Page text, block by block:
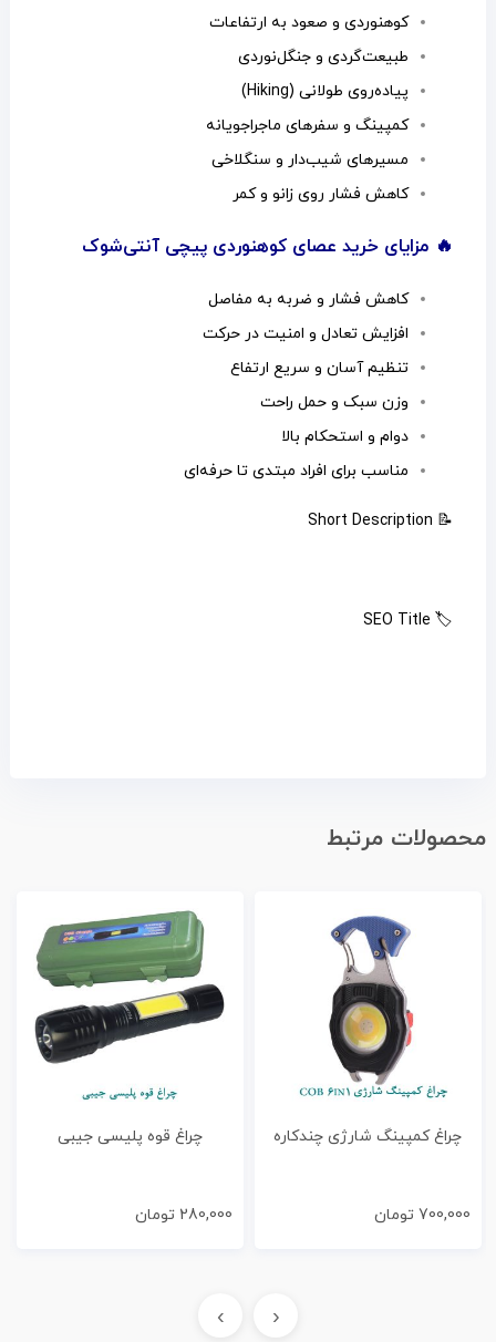
کوهنوردی و صعود به ارتفاعات
طبیعت‌گردی و جنگل‌نوردی
پیاده‌روی طولانی (Hiking)
کمپینگ و سفرهای ماجراجویانه
مسیرهای شیب‌دار و سنگلاخی
کاهش فشار روی زانو و کمر
🔥 مزایای خرید عصای کوهنوردی پیچی آنتی‌شوک
کاهش فشار و ضربه به مفاصل
افزایش تعادل و امنیت در حرکت
تنظیم آسان و سریع ارتفاع
وزن سبک و حمل راحت
دوام و استحکام بالا
مناسب برای افراد مبتدی تا حرفه‌ای
📝 Short Description
🏷️ SEO Title
محصولات مرتبط
چراغ کمپینگ شارژی چندکاره
700,000 تومان
چراغ قوه پلیسی جیبی
280,000 تومان
‹
›